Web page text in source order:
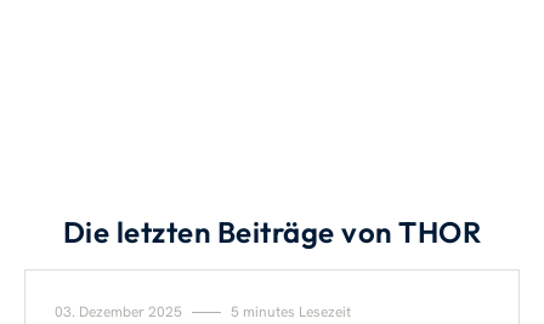
Die letzten Beiträge von THOR
03. Dezember 2025 5 minutes Lesezeit